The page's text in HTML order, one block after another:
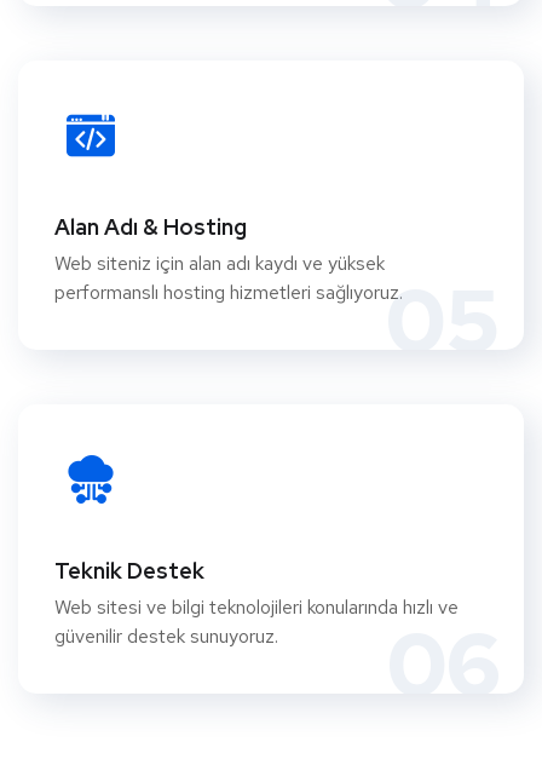
05
Alan Adı & Hosting
Web siteniz için alan adı kaydı ve yüksek
performanslı hosting hizmetleri sağlıyoruz.
Teknik Destek
Web sitesi ve bilgi teknolojileri konularında hızlı ve
güvenilir destek sunuyoruz.